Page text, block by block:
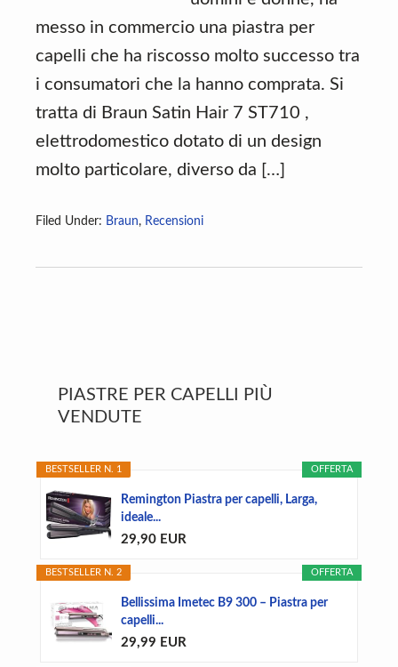
messo in commercio una piastra per
capelli che ha riscosso molto successo tra
i consumatori che la hanno comprata. Si
tratta di Braun Satin Hair 7 ST710 ,
elettrodomestico dotato di un design
molto particolare, diverso da […]
Filed Under: Braun, Recensioni
Primary
Sidebar
PIASTRE PER CAPELLI PIÙ
VENDUTE
OFFERTA
BESTSELLER N. 1
Remington Piastra per capelli, Larga,
ideale...
29,90 EUR
OFFERTA
BESTSELLER N. 2
Bellissima Imetec B9 300 – Piastra per
capelli...
29,99 EUR